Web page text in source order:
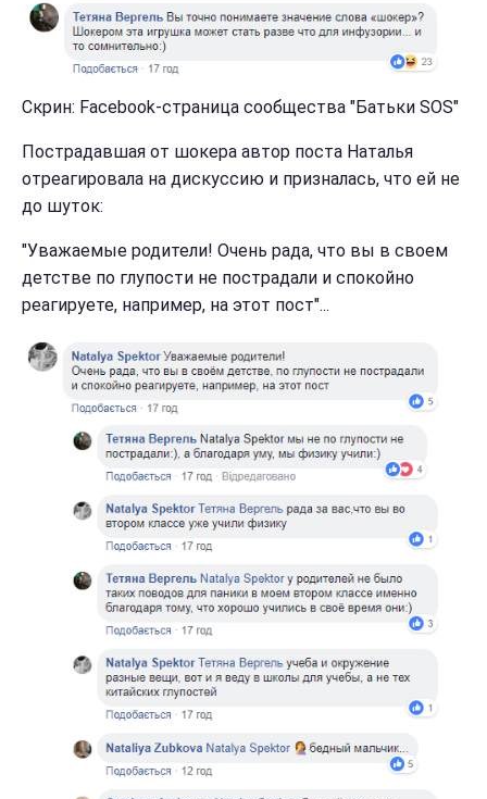
Скрин: Facebook-страница сообщества "Батьки SOS"
Пострадавшая от шокера автор поста Наталья
отреагировала на дискуссию и призналась, что ей не
до шуток:
"Уважаемые родители! Очень рада, что вы в своем
детстве по глупости не пострадали и спокойно
реагируете, например, на этот пост"...